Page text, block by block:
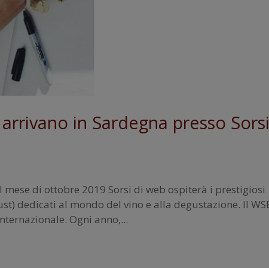
in Sardegna presso Sorsi
di ottobre 2019 Sorsi di web ospiterà i prestigiosi
dedicati al mondo del vino e alla degustazione. Il
Ogni anno,...